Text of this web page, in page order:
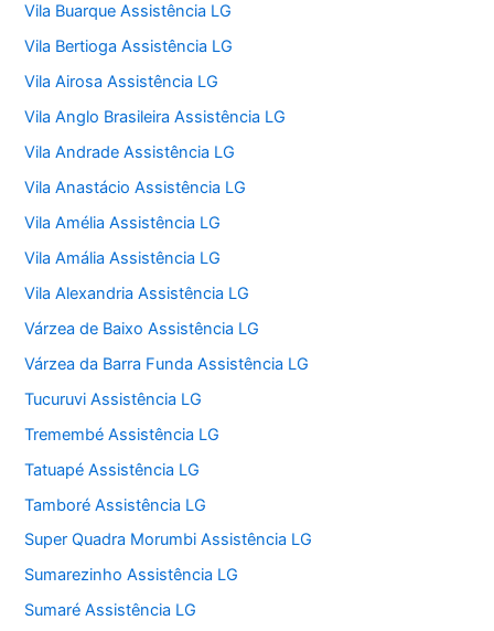
Vila Buarque Assistência LG
Vila Bertioga Assistência LG
Vila Airosa Assistência LG
Vila Anglo Brasileira Assistência LG
Vila Andrade Assistência LG
Vila Anastácio Assistência LG
Vila Amélia Assistência LG
Vila Amália Assistência LG
Vila Alexandria Assistência LG
Várzea de Baixo Assistência LG
Várzea da Barra Funda Assistência LG
Tucuruvi Assistência LG
Tremembé Assistência LG
Tatuapé Assistência LG
Tamboré Assistência LG
Super Quadra Morumbi Assistência LG
Sumarezinho Assistência LG
Sumaré Assistência LG